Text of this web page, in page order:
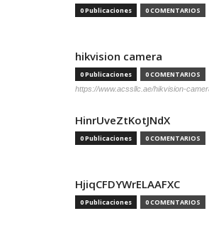
0 Publicaciones 0 COMENTARIOS
hikvision camera
0 Publicaciones 0 COMENTARIOS
https://www.acssllc.ae/hikvision-
HinrUveZtKotJNdX
0 Publicaciones 0 COMENTARIOS
HjiqCFDYWrELAAFXC
0 Publicaciones 0 COMENTARIOS